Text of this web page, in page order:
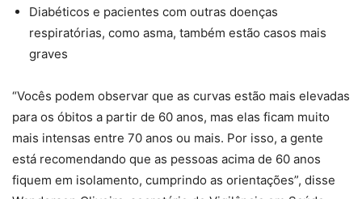
Diabéticos e pacientes com outras doenças
respiratórias, como asma, também estão casos mais
graves
“Vocês podem observar que as curvas estão mais elevadas
para os óbitos a partir de 60 anos, mas elas ficam muito
mais intensas entre 70 anos ou mais. Por isso, a gente
está recomendando que as pessoas acima de 60 anos
fiquem em isolamento, cumprindo as orientações”, disse